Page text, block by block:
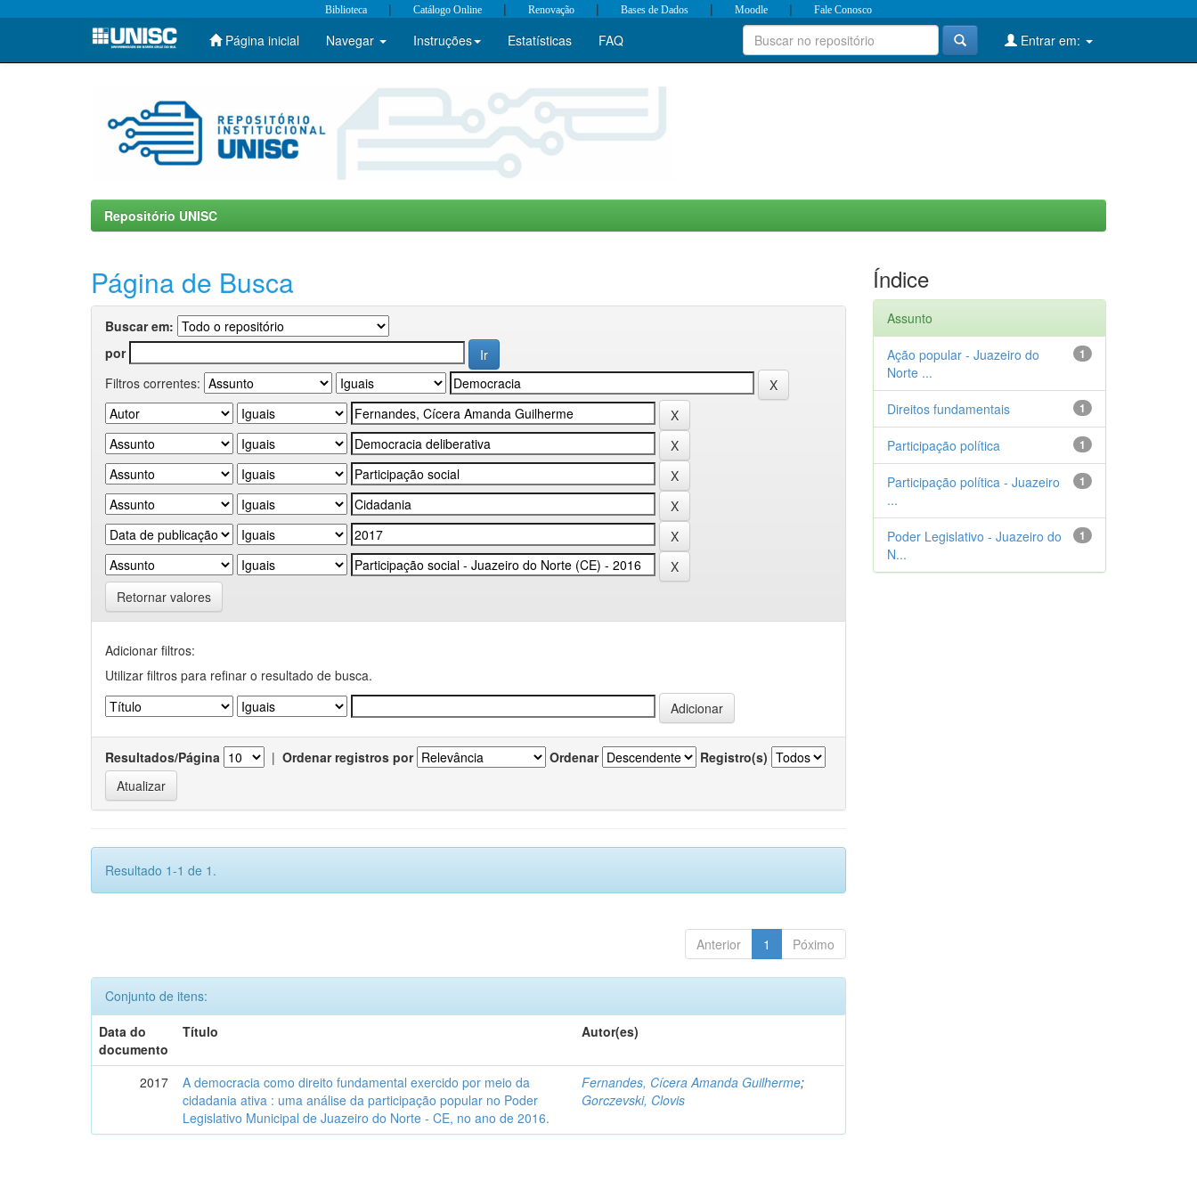
Skip
Biblioteca | Catálogo Online | Renovação | Bases de Dados | Moodle | Fale Conosco
Página inicial Navegar Instruções Estatísticas FAQ Entrar em:
Repositório UNISC
Página de Busca
Buscar em:
por
Filtros correntes:
Retornar valores
Adicionar filtros:
Utilizar filtros para refinar o resultado de busca.
Resultados/Página | Ordenar registros por Ordenar Registro(s)
Resultado 1-1 de 1.
Anterior 1 Póximo
Conjunto de itens:
Data do
documento
Título Autor(es)
2017
A democracia como direito fundamental exercido por meio da
cidadania ativa : uma análise da participação popular no Poder
Legislativo Municipal de Juazeiro do Norte - CE, no ano de 2016.
Fernandes, Cícera Amanda Guilherme;
Gorczevski, Clovis
Índice
Assunto
1
Ação popular - Juazeiro do
Norte ...
1
Direitos fundamentais
1
Participação política
1
Participação política - Juazeiro
...
1
Poder Legislativo - Juazeiro do
N...